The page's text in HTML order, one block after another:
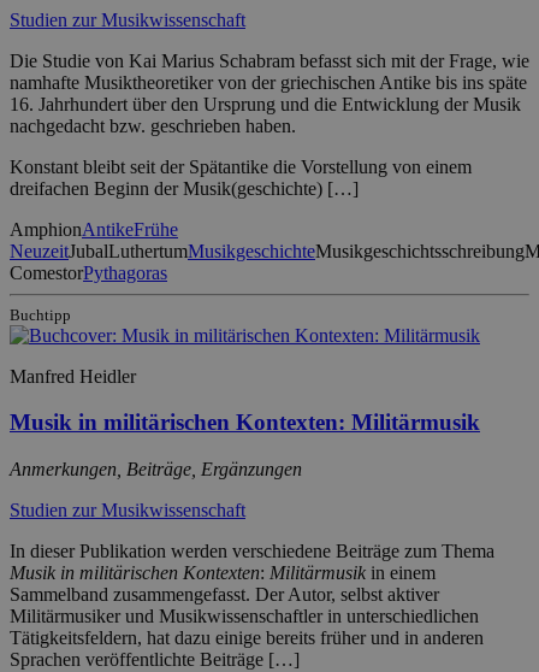
Studien zur Musikwissenschaft
Die Studie von Kai Marius Schabram befasst sich mit der Frage, wie
namhafte Musiktheoretiker von der griechischen Antike bis ins späte
16. Jahrhundert über den Ursprung und die Entwicklung der Musik
nachgedacht bzw. geschrieben haben.
Konstant bleibt seit der Spätantike die Vorstellung von einem
dreifachen Beginn der Musik(geschichte) […]
AmphionAntikeFrühe
NeuzeitJubalLuthertumMusikgeschichteMusikgeschichtsschreibung
ComestorPythagoras
Buchtipp
Manfred Heidler
Musik in militärischen Kontexten: Militärmusik
Anmerkungen, Beiträge, Ergänzungen
Studien zur Musikwissenschaft
In dieser Publikation werden verschiedene Beiträge zum Thema
Musik in militärischen Kontexten: Militärmusik in einem
Sammelband zusammengefasst. Der Autor, selbst aktiver
Militärmusiker und Musikwissenschaftler in unterschiedlichen
Tätigkeitsfeldern, hat dazu einige bereits früher und in anderen
Sprachen veröffentlichte Beiträge […]